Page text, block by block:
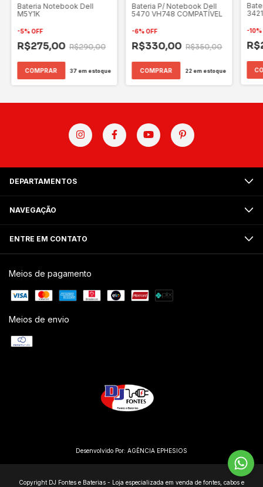
Bateria Notebook Dell
M5Y1K
-5%OFF
R$275,00 R$290,00
37em estoque
Bateria P/ Notebook Dell
5470 VH748 COMPATÍVEL
-6%OFF
R$330,00 R$350,00
22em estoque
-10%
DEPARTAMENTOS
NAVEGAÇÃO
ENTRE EM CONTATO
Meios de pagamento
Meios de envio
Desenvolvido Por: AGÊNCIA EPHESIOS
Copyright DJ Fontes e Baterias - Loja especializada em venda de fontes, cabos e